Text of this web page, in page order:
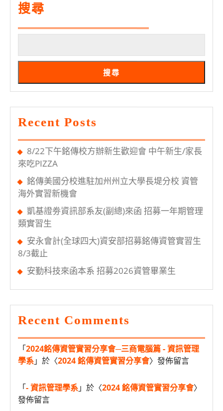
看
生
命
亮
光
搜尋
搜尋
Recent Posts
8/22下午銘傳校方辦新生歡迎會 中午新生/家長
來吃PIZZA
銘傳美國分校進駐加州州立大學長堤分校 資管
海外實習新機會
凱基證劵資訊部系友(副總)來函 招募一年期管理
類實習生
安永會計(全球四大)資安部招募銘傳資管實習生
8/3截止
安勤科技來函本系 招募2026資管畢業生
Recent Comments
「2024銘傳資管實習分享會─三商電腦篇 - 資訊管理
學系」於〈2024 銘傳資管實習分享會〉發佈留言
「- 資訊管理學系」於〈2024 銘傳資管實習分享會〉
發佈留言